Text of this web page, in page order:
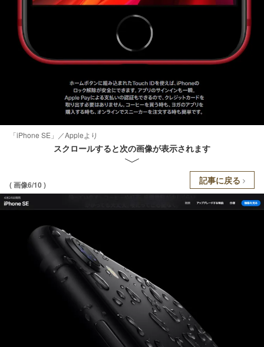
「iPhone SE」／Appleより
スクロールすると次の画像が表示されます
( 画像6/10 ) 記事に戻る